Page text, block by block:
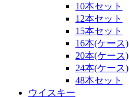
10本セット
12本セット
15本セット
16本(ケース)
20本(ケース)
24本(ケース)
48本セット
ウイスキー